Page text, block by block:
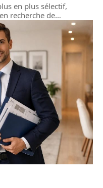
en plus sélectif,
recherche de…